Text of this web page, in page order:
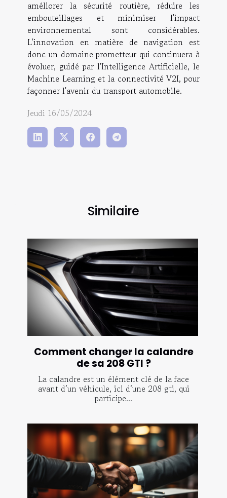
améliorer la sécurité routière, réduire les
embouteillages et minimiser l'impact
environnemental sont considérables.
L'innovation en matière de navigation est
donc un domaine prometteur qui continuera à
évoluer, guidé par l'Intelligence Artificielle, le
Machine Learning et la connectivité V2I, pour
façonner l'avenir du transport automobile.
Jeudi 16/05/2024
Similaire
Comment changer la calandre
de sa 208 GTI ?
La calandre est un élément clé de la face
avant d’un véhicule, ici d’une 208 gti, qui
participe...